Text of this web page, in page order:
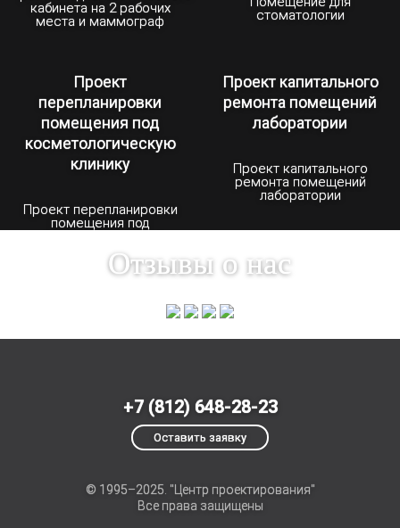
кабинета на 2 рабочих
места и маммограф
стоматологии
Проект
перепланировки
помещения под
косметологическую
клинику
Проект перепланировки
помещения под
Проект капитального
ремонта помещений
лаборатории
Проект капитального
ремонта помещений
лаборатории
Отзывы о нас
+7 (812) 648-28-23
Оставить заявку
© 1995–2025. "Центр проектирования"
Все права защищены